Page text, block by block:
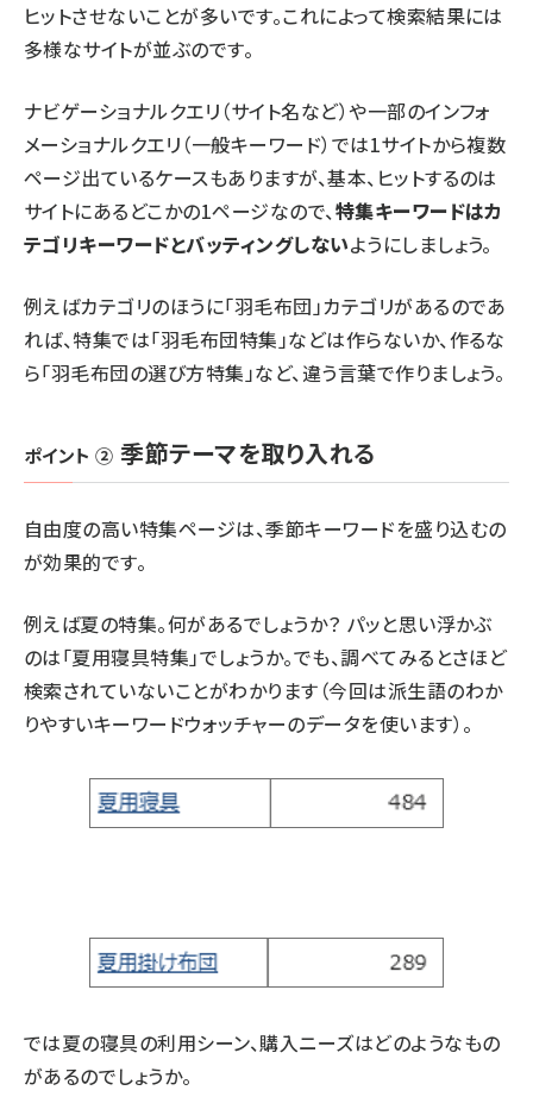
ヒットさせないことが多いです。これによって検索結果には
多様なサイトが並ぶのです。
ナビゲーショナルクエリ（サイト名など）や一部のインフォ
メーショナルクエリ（一般キーワード）では1サイトから複数
ページ出ているケースもありますが、基本、ヒットするのは
サイトにあるどこかの1ページなので、特集キーワードはカ
テゴリキーワードとバッティングしないようにしましょう。
例えばカテゴリのほうに「羽毛布団」カテゴリがあるのであ
れば、特集では「羽毛布団特集」などは作らないか、作るな
ら「羽毛布団の選び方特集」など、違う言葉で作りましょう。
ポイント ② 季節テーマを取り入れる
自由度の高い特集ページは、季節キーワードを盛り込むの
が効果的です。
例えば夏の特集。何があるでしょうか？ パッと思い浮かぶ
のは「夏用寝具特集」でしょうか。でも、調べてみるとさほど
検索されていないことがわかります（今回は派生語のわか
りやすいキーワードウォッチャーのデータを使います）。
では夏の寝具の利用シーン、購入ニーズはどのようなもの
があるのでしょうか。